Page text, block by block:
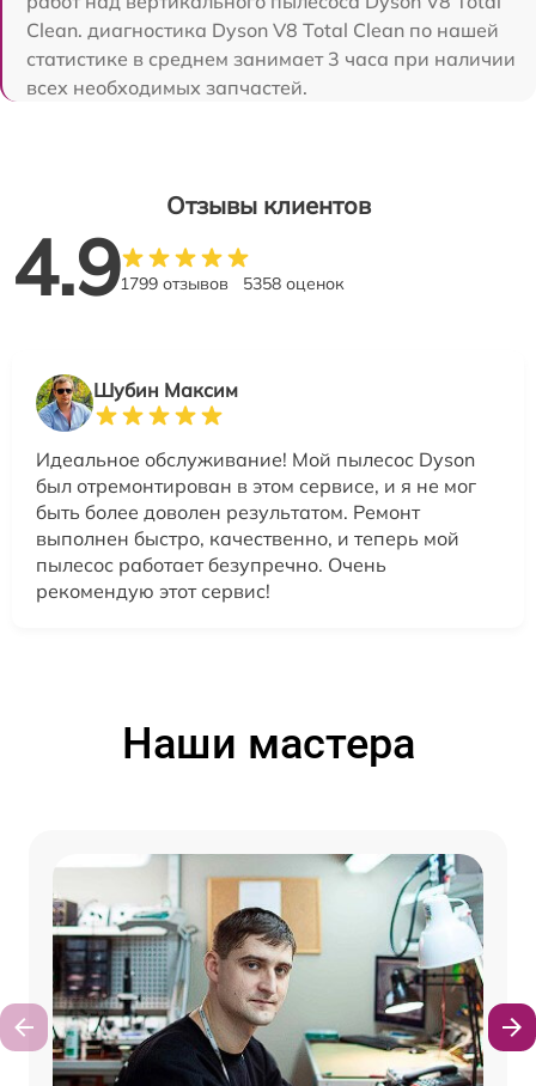
Clean. диагностика Dyson V8 Total Clean по нашей
статистике в среднем занимает 3 часа при наличии
всех необходимых запчастей.
Отзывы клиентов
4.91799 отзывов 5358 оценок
Шубин Максим
Идеальное обслуживание! Мой пылесос Dyson
был отремонтирован в этом сервисе, и я не мог
быть более доволен результатом. Ремонт
выполнен быстро, качественно, и теперь мой
пылесос работает безупречно. Очень
рекомендую этот сервис!
Наши мастера